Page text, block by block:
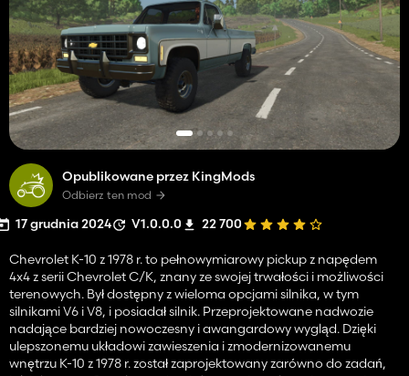
Opublikowane przez KingMods
Odbierz ten mod
17 grudnia 2024 V1.0.0.0 22 700
Chevrolet K-10 z 1978 r. to pełnowymiarowy pickup z napędem
4x4 z serii Chevrolet C/K, znany ze swojej trwałości i możliwości
terenowych. Był dostępny z wieloma opcjami silnika, w tym
silnikami V6 i V8, i posiadał silnik. Przeprojektowane nadwozie
nadające bardziej nowoczesny i awangardowy wygląd. Dzięki
ulepszonemu układowi zawieszenia i zmodernizowanemu
wnętrzu K-10 z 1978 r. został zaprojektowany zarówno do zadań,